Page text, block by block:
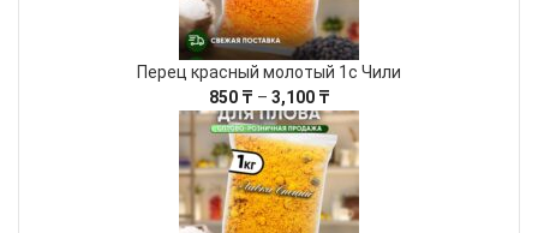
Перец красный молотый 1с Чили
850 ₸ – 3,100 ₸Диапазон
цен:
850 ₸
–
3,100 ₸